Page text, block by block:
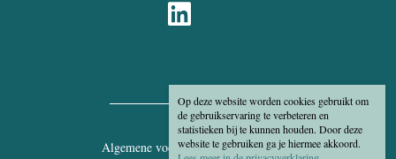
Op deze website worden cookies gebruikt om
de gebruikservaring te verbeteren en
statistieken bij te kunnen houden. Door deze
website te gebruiken ga je hiermee akkoord.
Algemene voorwaarden Disclaimer